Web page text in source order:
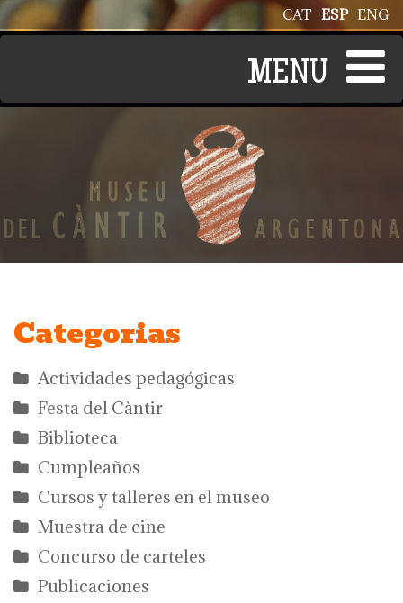
Pasar al contenido principal ENG
ESP
CAT
Categorias
Actividades pedagógicas
Festa del Càntir
Biblioteca
Cumpleaños
Cursos y talleres en el museo
Muestra de cine
Concurso de carteles
Publicaciones